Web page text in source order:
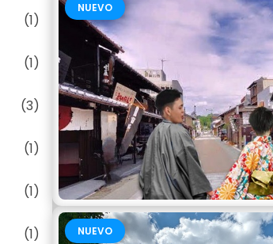
(1)
(1)
(3)
(1)
(1)
(1)
NUEVO
NUEVO